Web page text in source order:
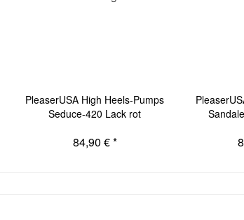
PleaserUSA High Heels-Pumps
Seduce-420 Lack rot
84,90 € *